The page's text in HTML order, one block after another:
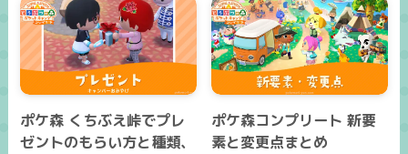
ポケ森 くちぶえ峠でプレ
ゼントのもらい方と種類、
ポケ森コンプリート 新要
素と変更点まとめ